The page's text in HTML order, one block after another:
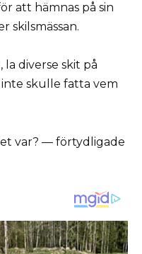
att hämnas på sin
skilsmässan.
la diverse skit på
skulle fatta vem
var? — förtydligade